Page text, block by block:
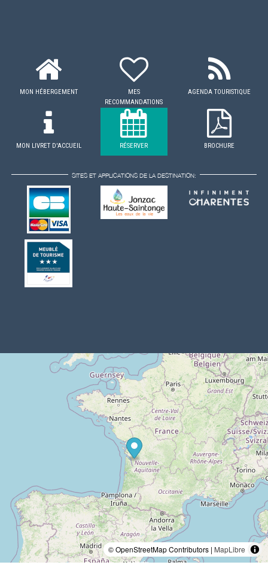
MON HÉBERGEMENT
MES
RECOMMANDATIONS
AGENDA TOURISTIQUE
MON LIVRET D'ACCUEIL RÉSERVER BROCHURE
SITES ET APPLICATIONS DE LA DESTINATION:
© OpenStreetMap Contributors | MapLibre